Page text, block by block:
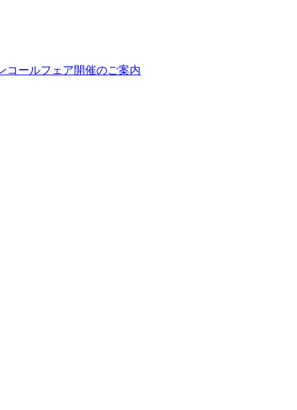
コールフェア開催のご案内